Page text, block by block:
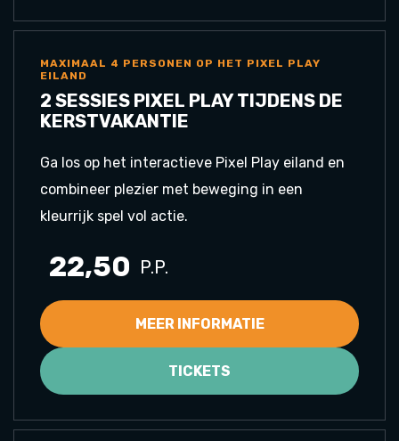
MAXIMAAL 4 PERSONEN OP HET PIXEL PLAY
EILAND
2 SESSIES PIXEL PLAY TIJDENS DE
KERSTVAKANTIE
Ga los op het interactieve Pixel Play eiland en
combineer plezier met beweging in een
kleurrijk spel vol actie.
22,50 P.P.
MEER INFORMATIE
TICKETS